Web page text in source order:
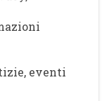
eventi